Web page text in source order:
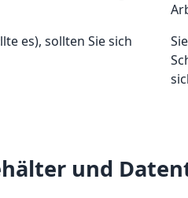
es), sollten Sie sich
und